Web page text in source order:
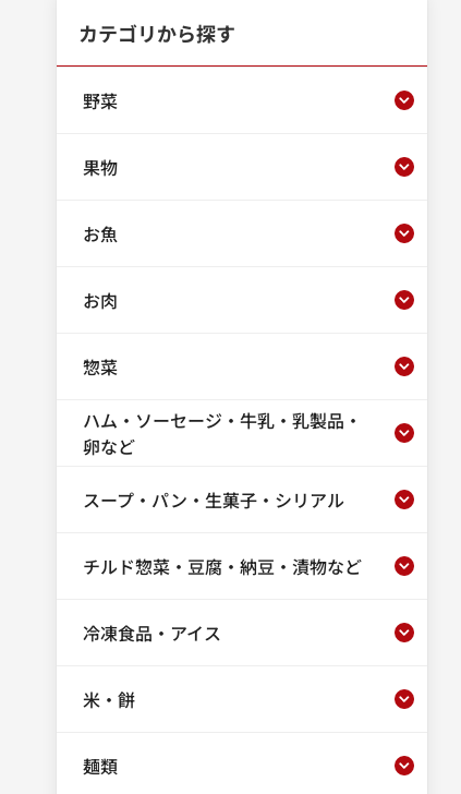
カテゴリから探す
野菜
果物
お魚
お肉
惣菜
ハム・ソーセージ・牛乳・乳製品・
卵など
スープ・パン・生菓子・シリアル
チルド惣菜・豆腐・納豆・漬物など
冷凍食品・アイス
米・餅
麺類